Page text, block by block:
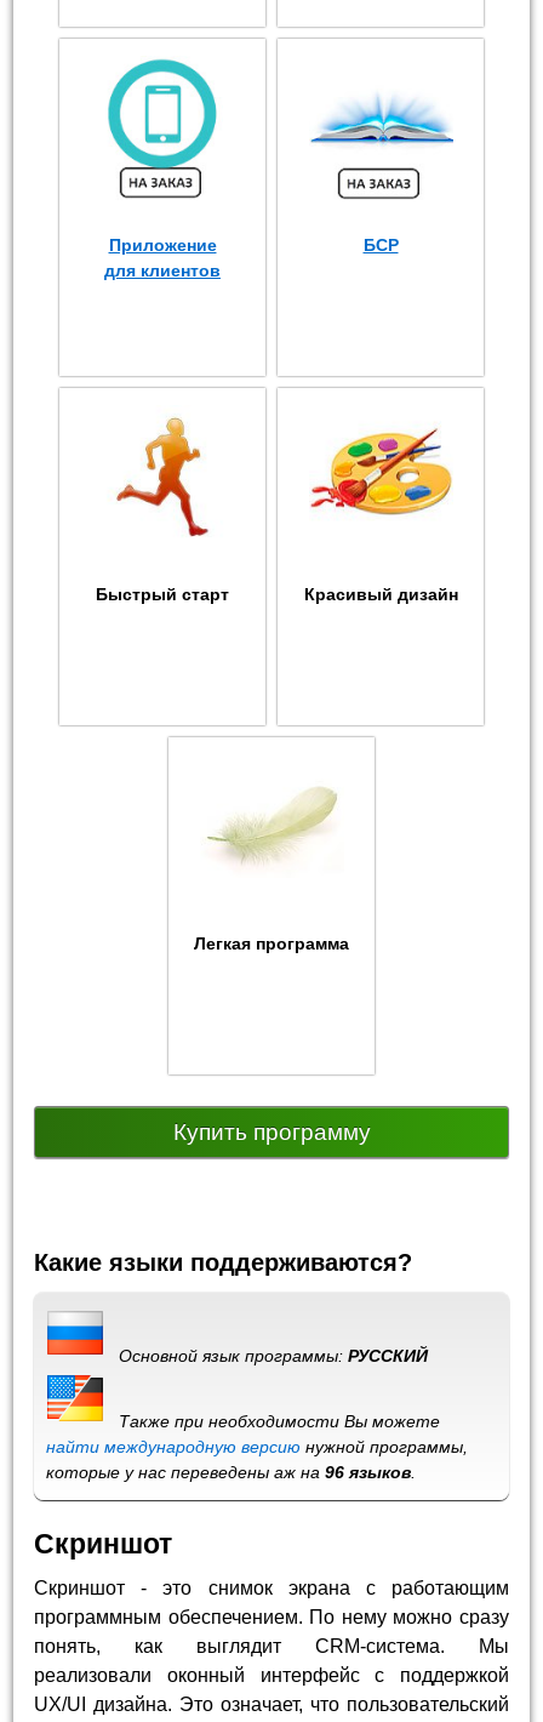
Приложение
для клиентов
БСР
Быстрый старт Красивый дизайн
Легкая программа
Купить программу
Какие языки поддерживаются?
Основной язык программы:РУССКИЙ
Также при необходимости Вы можете
найти международную версию нужной программы,
которые у нас переведены аж на96 языков
Скриншот
Скриншот - это снимок экрана с работающим
программным обеспечением. По нему можно сразу
понять, как выглядит CRM-система. Мы
реализовали оконный интерфейс с поддержкой
UX/UI дизайна. Это означает, что пользовательский